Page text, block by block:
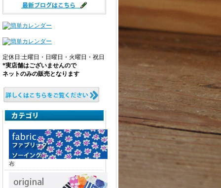
定休日:土曜日・日曜日・火曜日・祝日
*実店舗はございませんので
ネットのみの販売となります
布